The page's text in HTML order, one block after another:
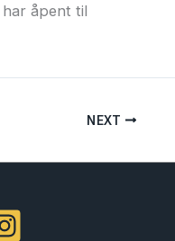
åpent til
NEXT